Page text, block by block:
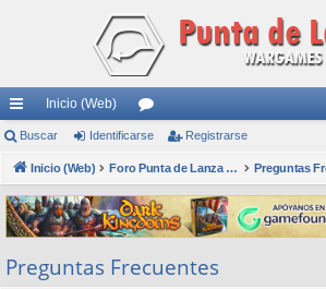
nl
ac
es
rá
pi
Inicio (Web)
or
os
Buscar Identificarse Registrarse
Inicio (Web) Foro Punta de Lanza Wargames Preguntas
Preguntas Frecuentes